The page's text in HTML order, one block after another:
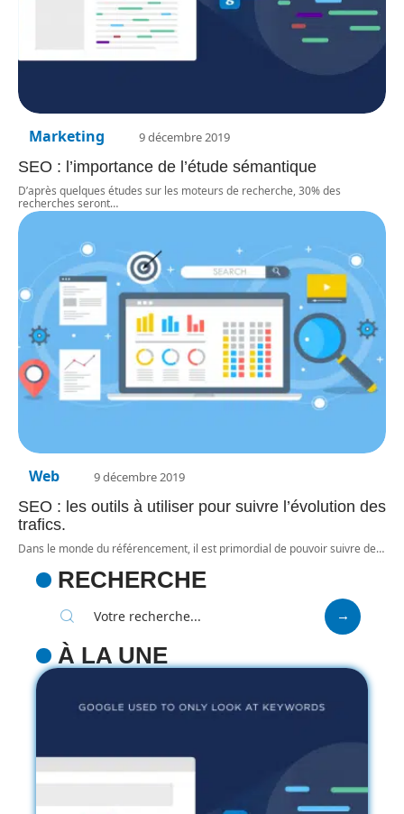
Marketing 9 décembre 2019
SEO : l’importance de l’étude sémantique
D’après quelques études sur les moteurs de recherche, 30% des
recherches seront…
Web 9 décembre 2019
SEO : les outils à utiliser pour suivre l’évolution des
trafics.
Dans le monde du référencement, il est primordial de pouvoir suivre de…
RECHERCHE
À LA UNE